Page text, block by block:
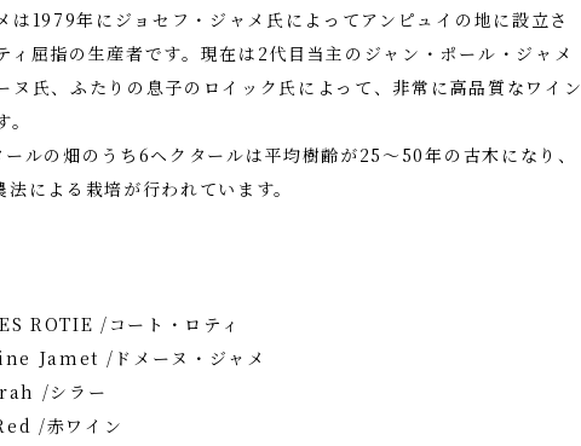
は1979年にジョセフ・ジャメ氏によってアンピュイの地に設立さ
ィ屈指の生産者です。現在は2代目当主のジャン・ポール・ジャメ
ヌ氏、ふたりの息子のロイック氏によって、非常に高品質なワイン
ルの畑のうち6ヘクタールは平均樹齢が25～50年の古木になり、
法による栽培が行われています。
ROTIE /コート・ロティ
Jamet /ドメーヌ・ジャメ
/シラー
/赤ワイン